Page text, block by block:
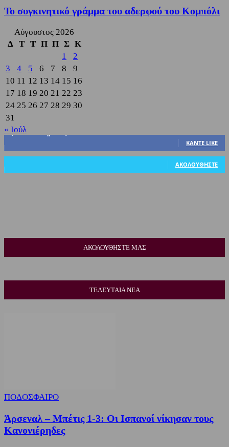
Το συγκινητικό γράμμα του αδερφού του Κομπόλι
Αύγουστος 2026
Δ
Τ Τ Π Π Σ Κ
1
2
3
4 5 6 7 8
9
10 11 12 13 14 15 16
17 18 19 20 21 22 23
24 25 26 27 28 29 30
31
« Ιούλ
3,822
ΚΆΝΤΕ LIKE
ΑΚΟΛΟΥΘΉΣΤΕ
ΑΚΟΛΟΥΘΗΣΤΕ ΜΑΣ
ΤΕΛΕΥΤΑΙΑ ΝΕΑ
ΠΟΔΟΣΦΑΙΡΟ
Άρσεναλ – Μπέτις 1-3: Οι Ισπανοί νίκησαν τους
Κανονιέρηδες